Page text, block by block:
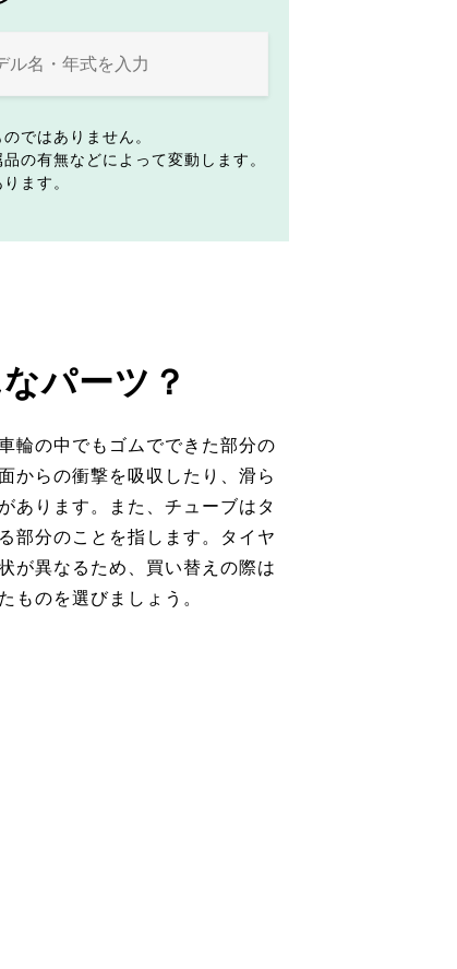
ではありません。
の有無などによって変動します。
ます。
パーツ？
輪の中でもゴムでできた部分の
からの衝撃を吸収したり、滑ら
あります。また、チューブはタ
部分のことを指します。タイヤ
が異なるため、買い替えの際は
ものを選びましょう。